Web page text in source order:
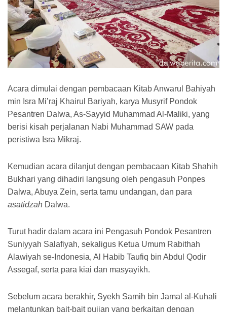
Acara dimulai dengan pembacaan Kitab Anwarul Bahiyah
min Isra Mi’raj Khairul Bariyah, karya Musyrif Pondok
Pesantren Dalwa, As-Sayyid Muhammad Al-Maliki, yang
berisi kisah perjalanan Nabi Muhammad SAW pada
peristiwa Isra Mikraj.
Kemudian acara dilanjut dengan pembacaan Kitab Shahih
Bukhari yang dihadiri langsung oleh pengasuh Ponpes
Dalwa, Abuya Zein, serta tamu undangan, dan para
asatidzah Dalwa.
Turut hadir dalam acara ini Pengasuh Pondok Pesantren
Suniyyah Salafiyah, sekaligus Ketua Umum Rabithah
Alawiyah se-Indonesia, Al Habib Taufiq bin Abdul Qodir
Assegaf, serta para kiai dan masyayikh.
Sebelum acara berakhir, Syekh Samih bin Jamal al-Kuhali
melantunkan bait-bait pujian yang berkaitan dengan